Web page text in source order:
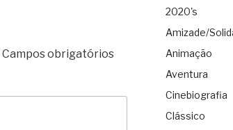
Campos obrigatórios
2020's
Amizade/
Animação
Aventura
Cinebiografia
Clássico